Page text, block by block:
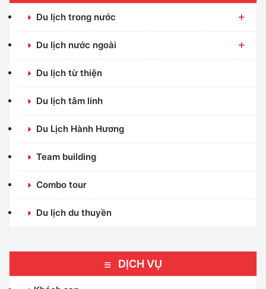
Du lịch trong nước
Du lịch nước ngoài
Du lịch từ thiện
Du lịch tâm linh
Du Lịch Hành Hương
Team building
Combo tour
Du lịch du thuyền
DỊCH VỤ